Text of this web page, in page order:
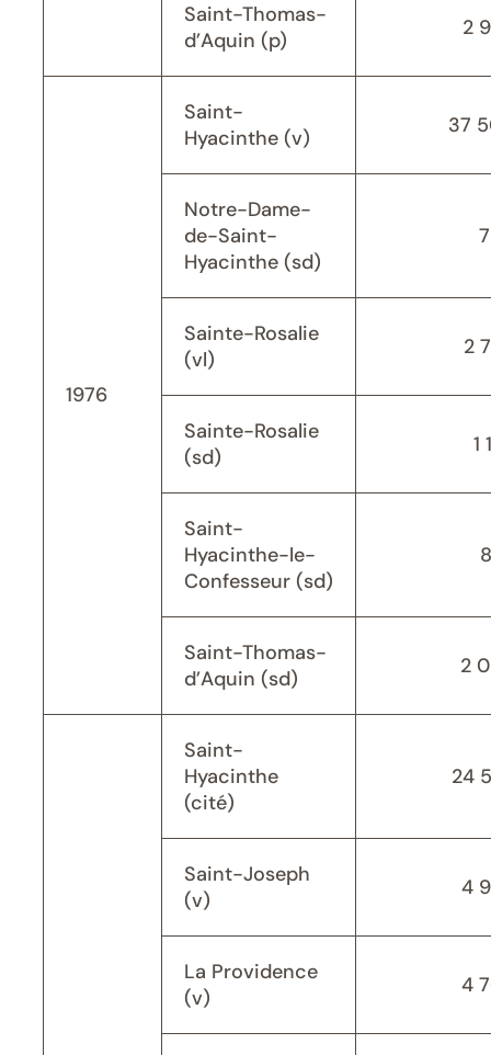
Saint-Thomas-
d’Aquin (p)
2
1976
Saint-
Hyacinthe (v)
37
Notre-Dame-
de-Saint-
Hyacinthe (sd)
Sainte-Rosalie
(vl)
2
Sainte-Rosalie
(sd)
1
Saint-
Hyacinthe-le-
Confesseur (sd)
Saint-Thomas-
d’Aquin (sd)
2
Saint-
Hyacinthe
(cité)
24
Saint-Joseph
(v)
4
La Providence
(v)
4